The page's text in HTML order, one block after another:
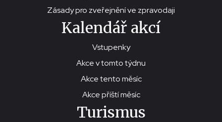
Zásady pro zveřejnění ve zpravodaji
Kalendář akcí
Vstupenky
Akce v tomto týdnu
Akce tento měsíc
Akce příští měsíc
Turismus